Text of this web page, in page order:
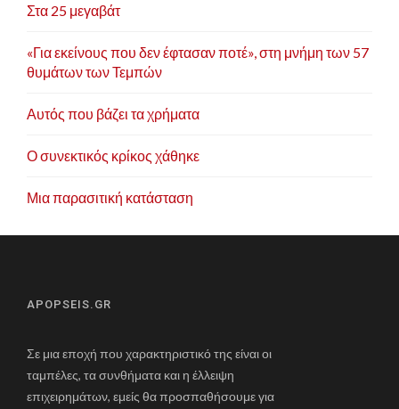
Στα 25 μεγαβάτ
«Για εκείνους που δεν έφτασαν ποτέ», στη μνήμη των 57
θυμάτων των Τεμπών
Αυτός που βάζει τα χρήματα
Ο συνεκτικός κρίκος χάθηκε
Μια παρασιτική κατάσταση
APOPSEIS.GR
Σε μια εποχή που χαρακτηριστικό της είναι οι
ταμπέλες, τα συνθήματα και η έλλειψη
επιχειρημάτων, εμείς θα προσπαθήσουμε για